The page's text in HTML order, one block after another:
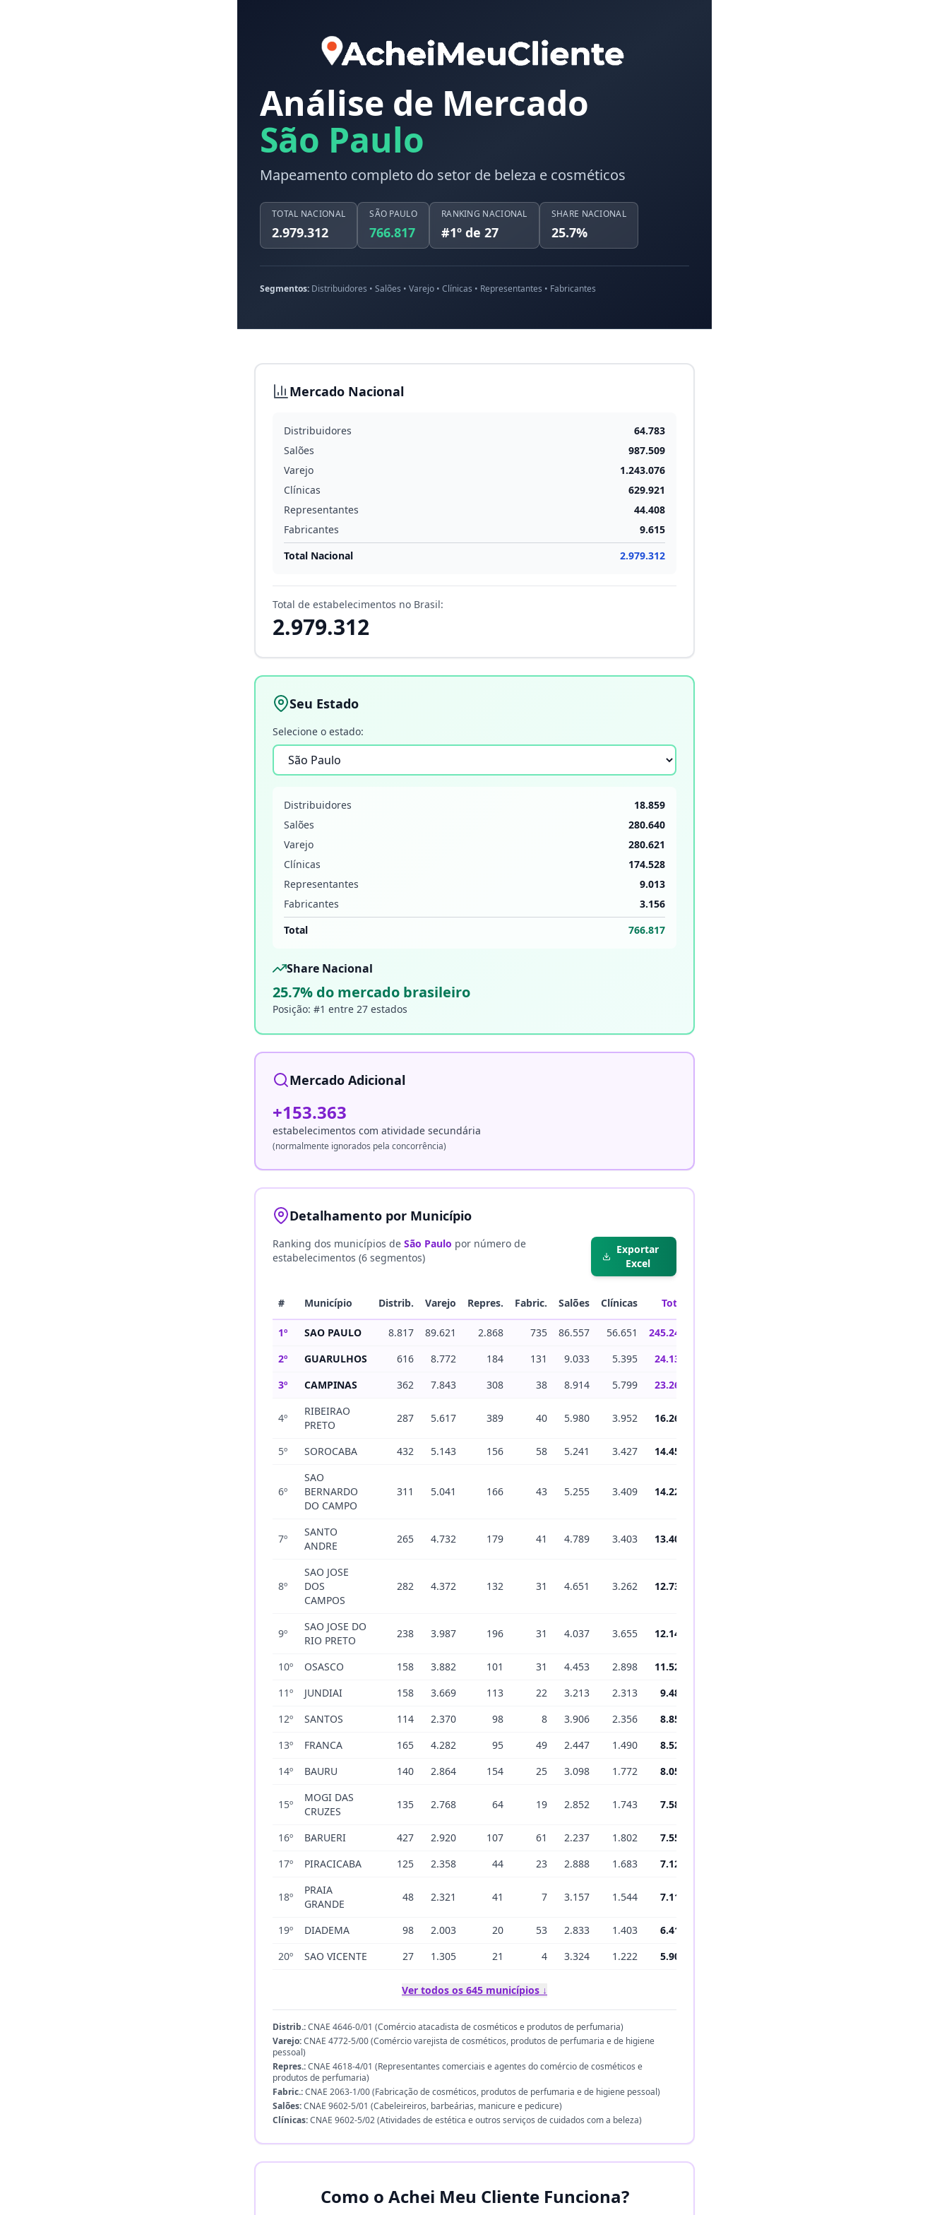
Análise de Mercado
São Paulo
Mapeamento completo do setor de beleza e cosméticos
TOTAL NACIONAL
2.979.312
SÃO PAULO
766.817
RANKING NACIONAL
#1º de 27
SHARE NACIONAL
25.7%
Segmentos: Distribuidores • Salões • Varejo • Clínicas • Representantes • Fabricantes
Mercado Nacional
Distribuidores
64.783
Salões
987.509
Varejo
1.243.076
Clínicas
629.921
Representantes
44.408
Fabricantes
9.615
Total Nacional
2.979.312
Total de estabelecimentos no Brasil:
2.979.312
Seu Estado
Selecione o estado:
Distribuidores
18.859
Salões
280.640
Varejo
280.621
Clínicas
174.528
Representantes
9.013
Fabricantes
3.156
Total
766.817
Share Nacional
25.7% do mercado brasileiro
Posição: #1 entre 27 estados
Mercado Adicional
+153.363
estabelecimentos com atividade secundária
(normalmente ignorados pela concorrência)
Detalhamento por Município
Ranking dos municípios de São Paulo por número de
estabelecimentos (6 segmentos)
Exportar
Excel
# Município Distrib. Varejo Repres. Fabric. Salões Clínicas Total
1º SAO PAULO 8.817 89.621 2.868 735 86.557 56.651
245.249
2º GUARULHOS 616 8.772 184 131 9.033 5.395
24.131
3º CAMPINAS 362 7.843 308 38 8.914 5.799 23.264
4º
RIBEIRAO
PRETO
287 5.617 389 40 5.980 3.952 16.265
5º SOROCABA 432 5.143 156 58 5.241 3.427 14.457
6º
SAO
BERNARDO
DO CAMPO
311 5.041 166 43 5.255 3.409 14.225
7º
SANTO
ANDRE
265 4.732 179 41 4.789 3.403 13.409
8º
SAO JOSE
DOS
CAMPOS
282 4.372 132 31 4.651 3.262 12.730
9º
SAO JOSE DO
RIO PRETO
238 3.987 196 31 4.037 3.655 12.144
10º OSASCO 158 3.882 101 31 4.453 2.898
11.523
11º JUNDIAI 158 3.669 113 22 3.213 2.313
9.488
12º SANTOS 114 2.370 98 8 3.906 2.356
8.852
13º FRANCA 165 4.282 95 49 2.447 1.490
8.528
14º BAURU 140 2.864 154 25 3.098 1.772 8.053
15º
MOGI DAS
CRUZES
135 2.768 64 19 2.852 1.743 7.581
16º BARUERI 427 2.920 107 61 2.237 1.802
7.554
17º PIRACICABA 125 2.358 44 23 2.888 1.683 7.121
18º
PRAIA
GRANDE
48 2.321 41 7 3.157 1.544 7.118
19º DIADEMA 98 2.003 20 53 2.833 1.403
6.410
20º SAO VICENTE 27 1.305 21 4 3.324 1.222 5.903
Ver todos os 645 municípios ↓
Distrib.:CNAE 4646-0/01 (Comércio atacadista de cosméticos e produtos de perfumaria)
Varejo:CNAE 4772-5/00 (Comércio varejista de cosméticos, produtos de perfumaria e de higiene
pessoal)
Repres.:CNAE 4618-4/01 (Representantes comerciais e agentes do comércio de cosméticos e
produtos de perfumaria)
Fabric.:CNAE 2063-1/00 (Fabricação de cosméticos, produtos de perfumaria e de higiene pessoal)
Salões:CNAE 9602-5/01 (Cabeleireiros, barbeárias, manicure e pedicure)
Clínicas:CNAE 9602-5/02 (Atividades de estética e outros serviços de cuidados com a beleza)
Como o Achei Meu Cliente Funciona?